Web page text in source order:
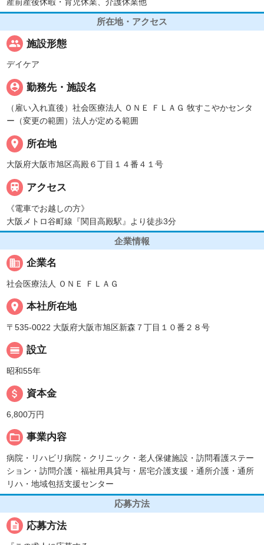
所在地・アクセス
people 施設形態
デイケア
person_pin 勤務先・施設名
（雇い入れ直後）社会医療法人 ＯＮＥ ＦＬＡＧ 牧すこやかセンタ
ー（変更の範囲）法人が定める範囲
place 所在地
大阪府大阪市旭区高殿６丁目１４番４１号
 アクセス
《電車でお越しの方》
大阪メトロ谷町線『関目高殿駅』より徒歩3分
企業情報
business 企業名
社会医療法人 ＯＮＥ ＦＬＡＧ
place 本社所在地
〒535-0022 大阪府大阪市旭区新森７丁目１０番２８号
calendar_view_day 設立
昭和55年
attach_money 資本金
6,800万円
folder_open 事業内容
病院・リハビリ病院・クリニック・老人保健施設・訪問看護ステー
ション・訪問介護・福祉用具貸与・居宅介護支援・通所介護・通所
リハ・地域包括支援センター
応募方法
description 応募方法